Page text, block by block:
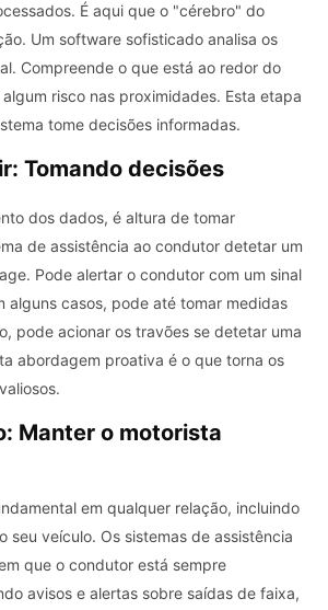
É aqui que o "cérebro" do
Um software sofisticado analisa os
Compreende o que está ao redor do
risco nas proximidades. Esta etapa
tome decisões informadas.
Tomando decisões
dos dados, é altura de tomar
de assistência ao condutor detetar um
Pode alertar o condutor com um sinal
alguns casos, pode até tomar medidas
pode acionar os travões se detetar uma
abordagem proativa é o que torna os
Manter o motorista
em qualquer relação, incluindo
seu veículo. Os sistemas de assistência
que o condutor está sempre
avisos e alertas sobre saídas de faixa,